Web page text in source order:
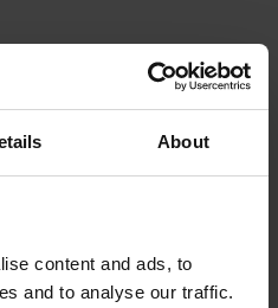
About
content and ads, to
and to analyse our traffic.